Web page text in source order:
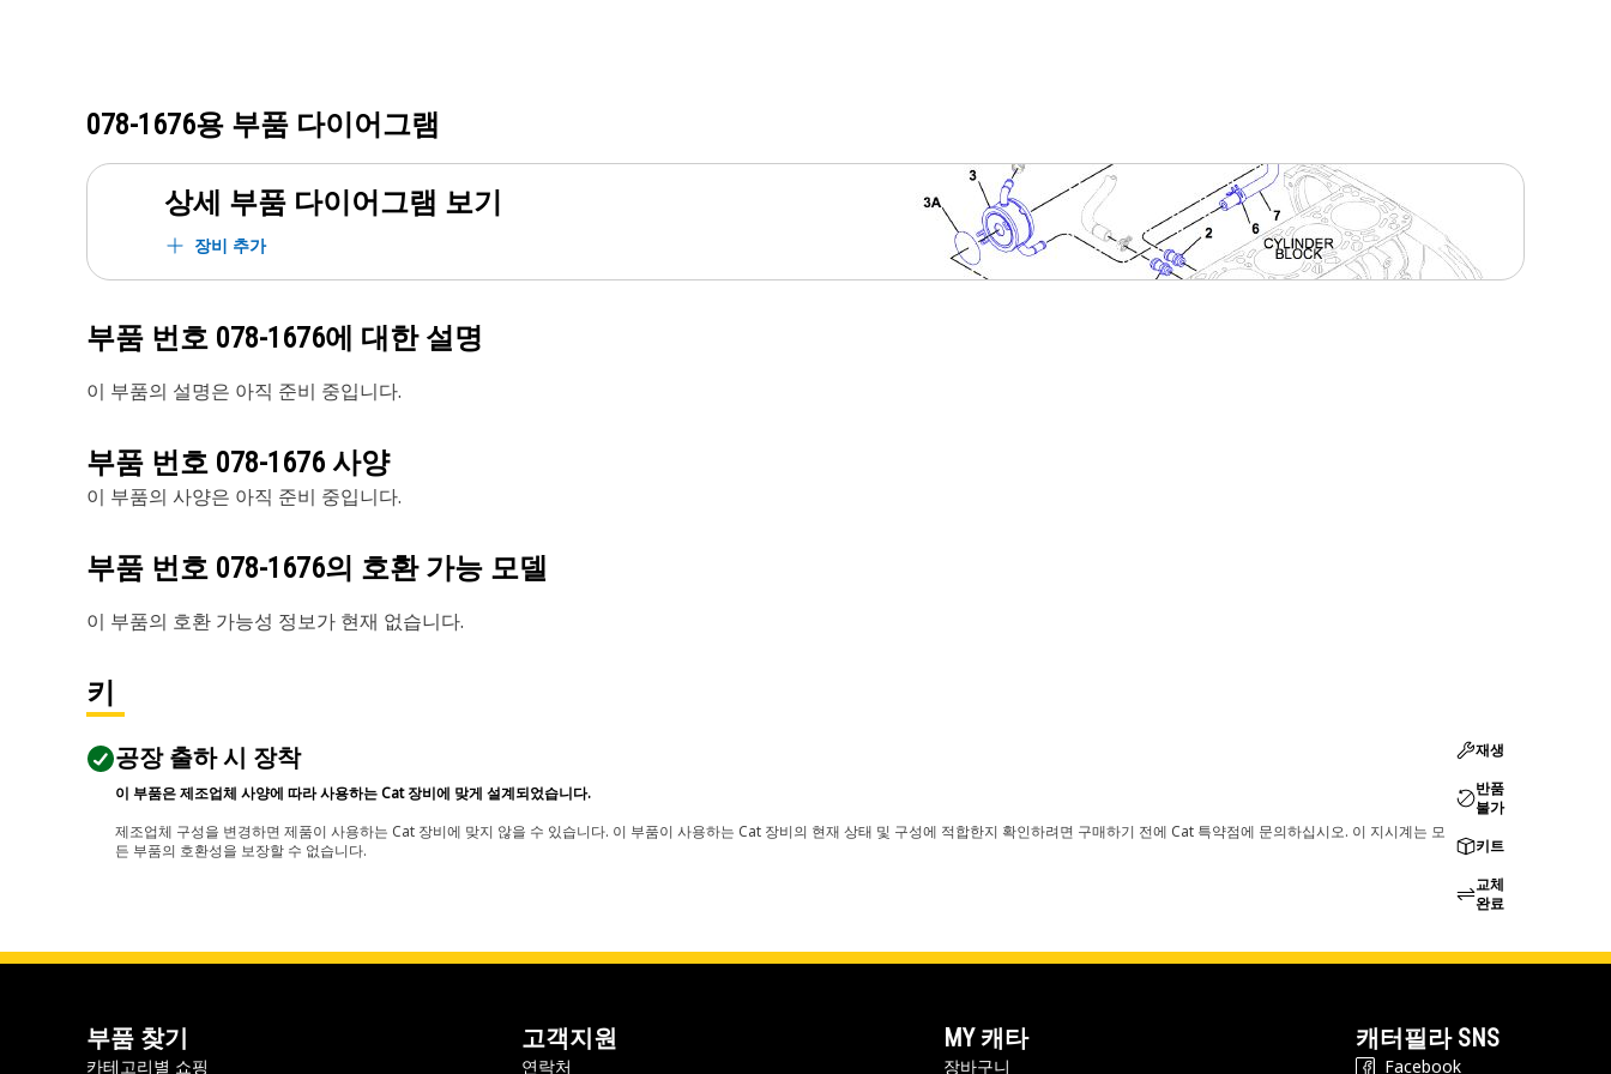
078-1676용 부품 다이어그램
상세 부품 다이어그램 보기
장비 추가
부품 번호 078-1676에 대한 설명
이 부품의 설명은 아직 준비 중입니다.
부품 번호 078-1676 사양
이 부품의 사양은 아직 준비 중입니다.
부품 번호 078-1676의 호환 가능 모델
이 부품의 호환 가능성 정보가 현재 없습니다.
키
공장 출하 시 장착
이 부품은 제조업체 사양에 따라 사용하는 Cat 장비에 맞게 설계되었습니다.
제조업체 구성을 변경하면 제품이 사용하는 Cat 장비에 맞지 않을 수 있습니다. 이 부품이 사용하는 Cat 장비의 현재 상태 및 구성에 적합한지 확인하려면 구매하기 전에 Cat 특약점에 문의하십시오. 이 지시계는 모
든 부품의 호환성을 보장할 수 없습니다.
재생
반품
불가
키트
교체
완료
부품 찾기
카테고리별 쇼핑
고객지원
연락처
MY 캐타
장바구니
캐터필라 SNS
Facebook